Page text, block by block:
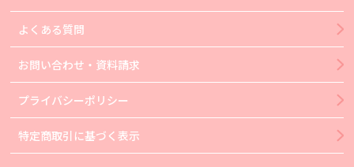
よくある質問
お問い合わせ・資料請求
プライバシーポリシー
特定商取引に基づく表示